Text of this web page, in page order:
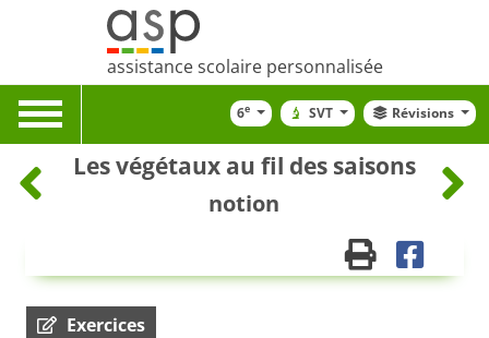
assistance scolaire personnalisée
Toggle
navigation
6e SVT Révisions
Les végétaux au fil des saisons
notion
Exercices